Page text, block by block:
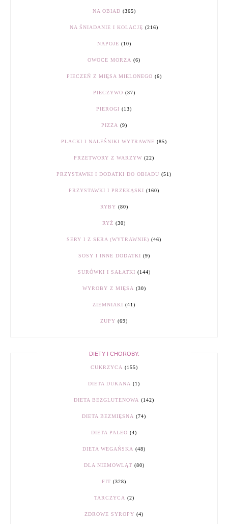
NA OBIAD (365)
NA ŚNIADANIE I KOLACJĘ (216)
NAPOJE (10)
OWOCE MORZA (6)
PIECZEŃ Z MIĘSA MIELONEGO (6)
PIECZYWO (37)
PIEROGI (13)
PIZZA (9)
PLACKI I NALEŚNIKI WYTRAWNE (85)
PRZETWORY Z WARZYW (22)
PRZYSTAWKI I DODATKI DO OBIADU (51)
PRZYSTAWKI I PRZEKĄSKI (160)
RYBY (80)
RYŻ (30)
SERY I Z SERA (WYTRAWNIE) (46)
SOSY I INNE DODATKI (9)
SURÓWKI I SAŁATKI (144)
WYROBY Z MIĘSA (30)
ZIEMNIAKI (41)
ZUPY (69)
DIETY I CHOROBY:
CUKRZYCA (155)
DIETA DUKANA (1)
DIETA BEZGLUTENOWA (142)
DIETA BEZMIĘSNA (74)
DIETA PALEO (4)
DIETA WEGAŃSKA (48)
DLA NIEMOWLĄT (80)
FIT (328)
TARCZYCA (2)
ZDROWE SYROPY (4)